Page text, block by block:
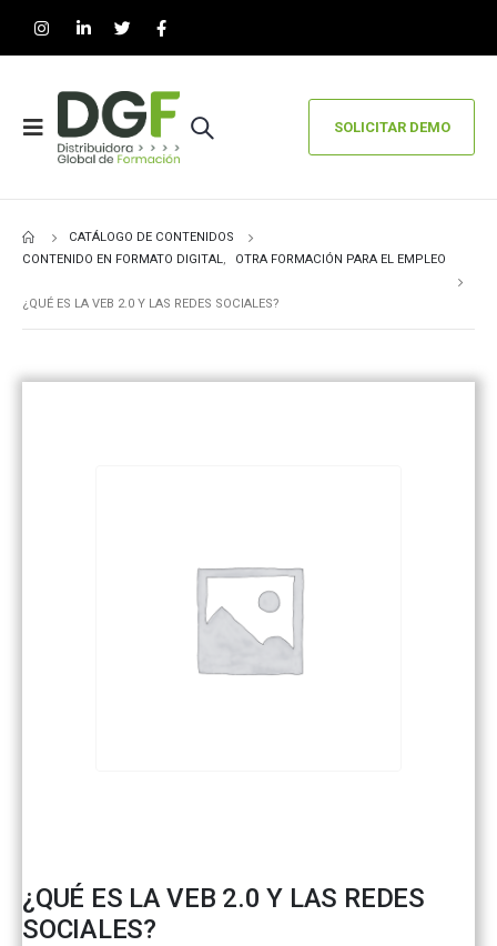
SOLICITAR DEMO
CATÁLOGO DE CONTENIDOS
CONTENIDO EN FORMATO DIGITAL, OTRA FORMACIÓN PARA EL EMPLEO
¿QUÉ ES LA VEB 2.0 Y LAS REDES SOCIALES?
¿QUÉ ES LA VEB 2.0 Y LAS REDES
SOCIALES?